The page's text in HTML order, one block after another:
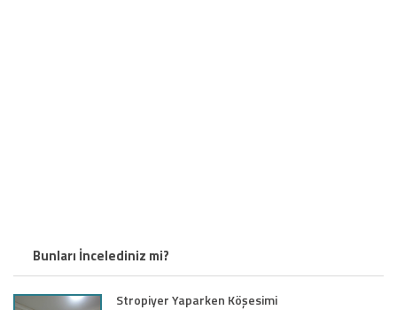
Bunları İncelediniz mi?
Stropiyer Yaparken Köşesimi